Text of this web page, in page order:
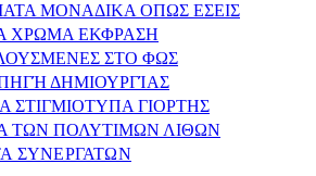
ΜΟΝΑΔΙΚΑ ΟΠΩΣ ΕΣΕΙΣ
ΧΡΩΜΑ EΚΦΡΑΣΗ
ΣΤΟ ΦΩΣ
ΔΗΜΙΟΥΡΓΊΑΣ
ΣΤΙΓΜΙΟΤΥΠΑ ΓΙΟΡΤΗΣ
ΤΩΝ ΠΟΛΥΤΙΜΩΝ ΛΙΘΩΝ
ΣΥΝΕΡΓΑΤΩΝ